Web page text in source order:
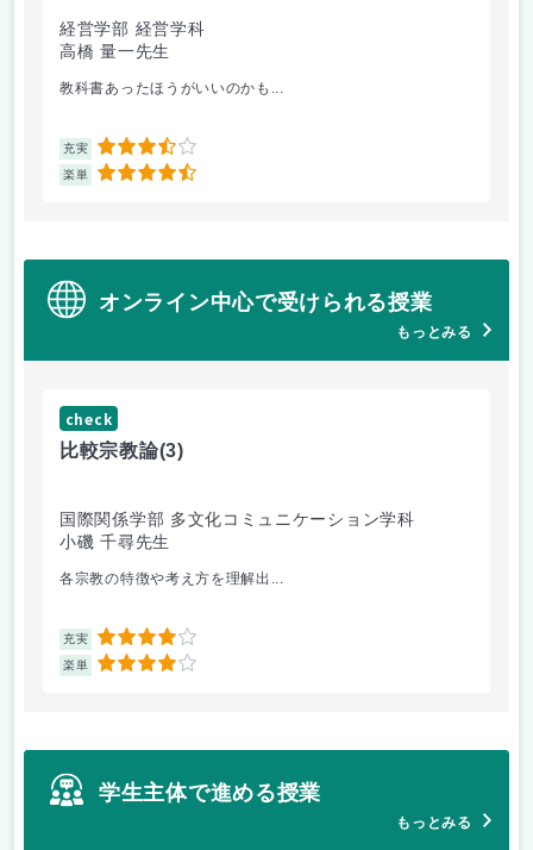
経営学部 経営学科
高橋 量一先生
教科書あったほうがいいのかも...
充実 3.5
楽単 4.5
オンライン中心で受けられる授業
もっとみる
check
比較宗教論(3)
国際関係学部 多文化コミュニケーション学科
小磯 千尋先生
各宗教の特徴や考え方を理解出...
充実 4
楽単 4
学生主体で進める授業
もっとみる